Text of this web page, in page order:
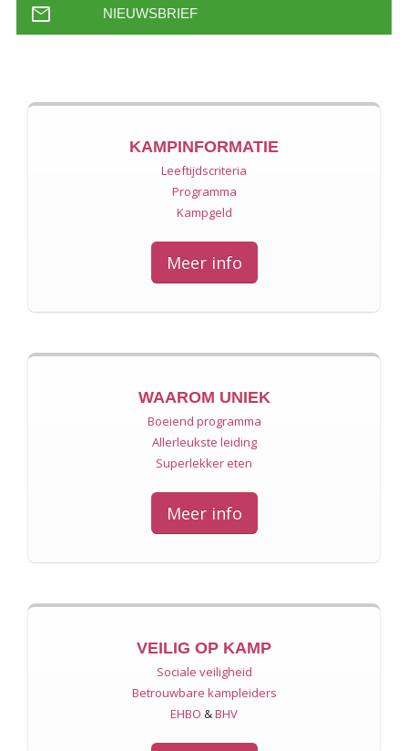
mail NIEUWSBRIEF
KAMPINFORMATIE
Leeftijdscriteria
Programma
Kampgeld
Meer info
WAAROM UNIEK
Boeiend programma
Allerleukste leiding
Superlekker eten
Meer info
VEILIG OP KAMP
Sociale veiligheid
Betrouwbare kampleiders
EHBO &BHV